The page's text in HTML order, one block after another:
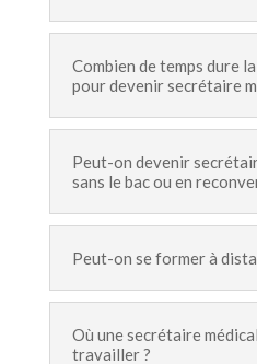
Combien de temps dure
pour devenir secrétaire
Peut-on devenir
sans le bac ou en
Peut-on se former à
Où une secrétaire
travailler ?